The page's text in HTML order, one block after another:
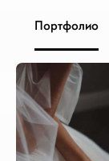
Портфолио